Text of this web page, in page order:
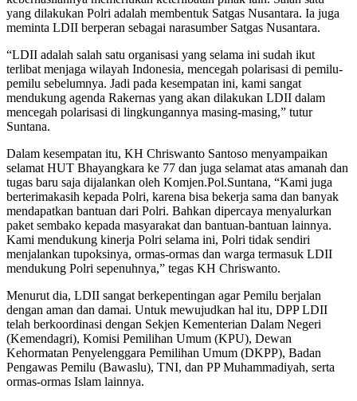
yang dilakukan Polri adalah membentuk Satgas Nusantara. Ia juga
meminta LDII berperan sebagai narasumber Satgas Nusantara.
“LDII adalah salah satu organisasi yang selama ini sudah ikut
terlibat menjaga wilayah Indonesia, mencegah polarisasi di pemilu-
pemilu sebelumnya. Jadi pada kesempatan ini, kami sangat
mendukung agenda Rakernas yang akan dilakukan LDII dalam
mencegah polarisasi di lingkungannya masing-masing,” tutur
Suntana.
Dalam kesempatan itu, KH Chriswanto Santoso menyampaikan
selamat HUT Bhayangkara ke 77 dan juga selamat atas amanah dan
tugas baru saja dijalankan oleh Komjen.Pol.Suntana, “Kami juga
berterimakasih kepada Polri, karena bisa bekerja sama dan banyak
mendapatkan bantuan dari Polri. Bahkan dipercaya menyalurkan
paket sembako kepada masyarakat dan bantuan-bantuan lainnya.
Kami mendukung kinerja Polri selama ini, Polri tidak sendiri
menjalankan tupoksinya, ormas-ormas dan warga termasuk LDII
mendukung Polri sepenuhnya,” tegas KH Chriswanto.
Menurut dia, LDII sangat berkepentingan agar Pemilu berjalan
dengan aman dan damai. Untuk mewujudkan hal itu, DPP LDII
telah berkoordinasi dengan Sekjen Kementerian Dalam Negeri
(Kemendagri), Komisi Pemilihan Umum (KPU), Dewan
Kehormatan Penyelenggara Pemilihan Umum (DKPP), Badan
Pengawas Pemilu (Bawaslu), TNI, dan PP Muhammadiyah, serta
ormas-ormas Islam lainnya.